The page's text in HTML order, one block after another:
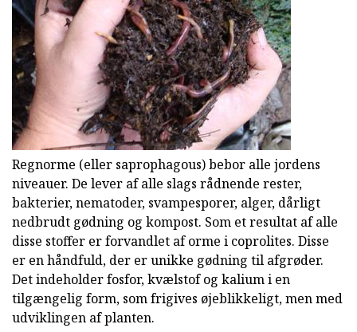
Regnorme (eller saprophagous) bebor alle jordens
niveauer. De lever af alle slags rådnende rester,
bakterier, nematoder, svampesporer, alger, dårligt
nedbrudt gødning og kompost. Som et resultat af alle
disse stoffer er forvandlet af orme i coprolites. Disse
er en håndfuld, der er unikke gødning til afgrøder.
Det indeholder fosfor, kvælstof og kalium i en
tilgængelig form, som frigives øjeblikkeligt, men med
udviklingen af planten.